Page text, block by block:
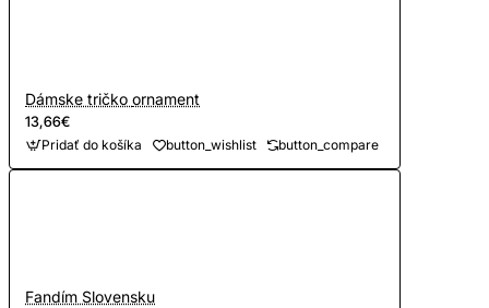
Dámske tričko ornament
13,66€
Pridať do košíka button_wishlist button_compare
Fandím Slovensku